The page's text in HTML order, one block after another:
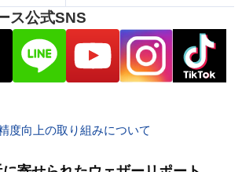
ス公式SNS
度向上の取り組みについて